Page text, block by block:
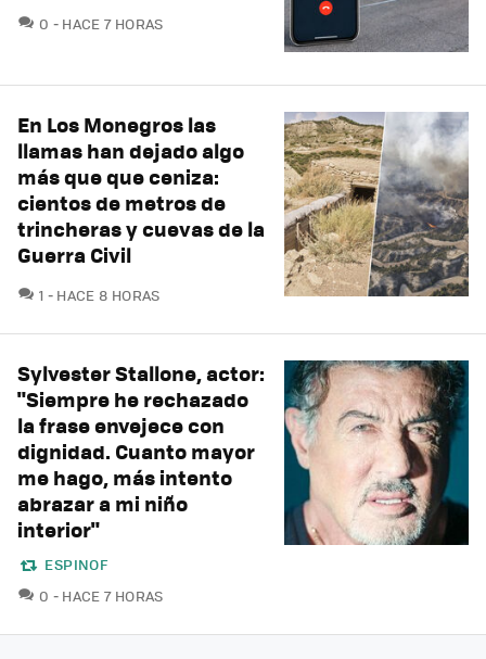
0 COMENTARIOS
HACE 7 HORAS
En Los Monegros las
llamas han dejado algo
más que que ceniza:
cientos de metros de
trincheras y cuevas de la
Guerra Civil
1 COMENTARIOS
HACE 8 HORAS
Sylvester Stallone, actor:
"Siempre he rechazado
la frase envejece con
dignidad. Cuanto mayor
me hago, más intento
abrazar a mi niño
interior"
ESPINOF
0 COMENTARIOS
HACE 7 HORAS